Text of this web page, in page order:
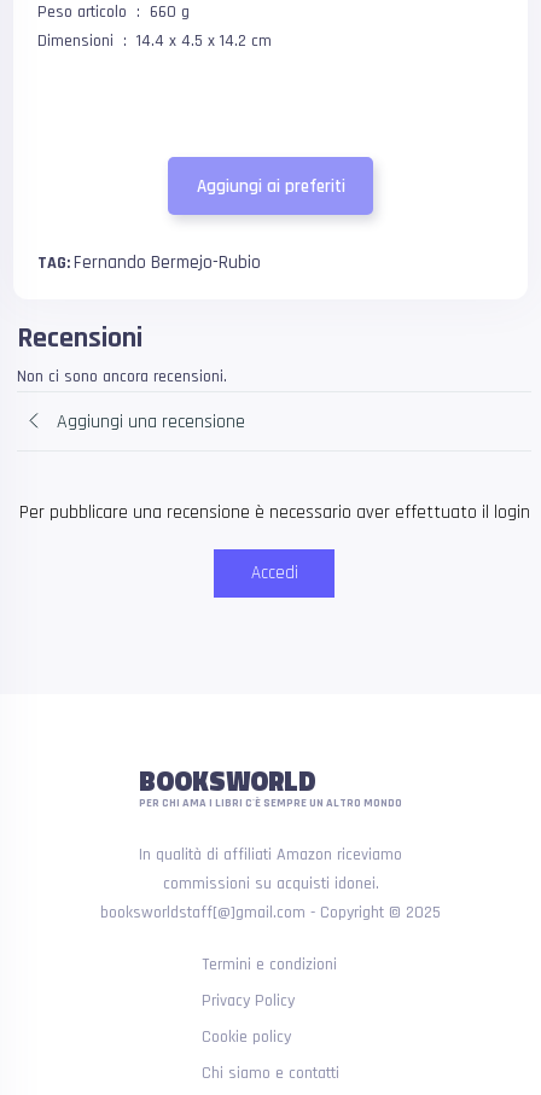
Peso articolo ‏ : ‎ 660 g
Dimensioni ‏ : ‎ 14.4 x 4.5 x 14.2 cm
Aggiungi ai preferiti
TAG:Fernando Bermejo-Rubio
Recensioni
Non ci sono ancora recensioni.
Aggiungi una recensione
Per pubblicare una recensione è necessario aver effettuato il login
Accedi
BOOKSWORLD
PER CHI AMA I LIBRI C'È SEMPRE UN ALTRO MONDO
In qualità di affiliati Amazon riceviamo
commissioni su acquisti idonei.
booksworldstaff[@]gmail.com - Copyright © 2025
Termini e condizioni
Privacy Policy
Cookie policy
Chi siamo e contatti